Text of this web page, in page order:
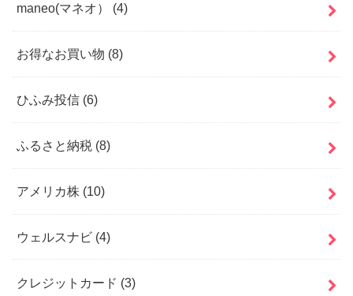
maneo(マネオ） (4)
お得なお買い物 (8)
ひふみ投信 (6)
ふるさと納税 (8)
アメリカ株 (10)
ウェルスナビ (4)
クレジットカード (3)